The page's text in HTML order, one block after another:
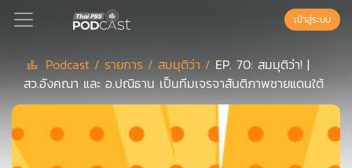
Podcast
เพล
เข้าสู่ระบบ
Podcast / รายการ /สมมุติว่า / EP. 70: สมมุติว่า! |
สว.อังคณา และ อ.ปณิธาน เป็นทีมเจรจาสันติภาพชายแดนใต้